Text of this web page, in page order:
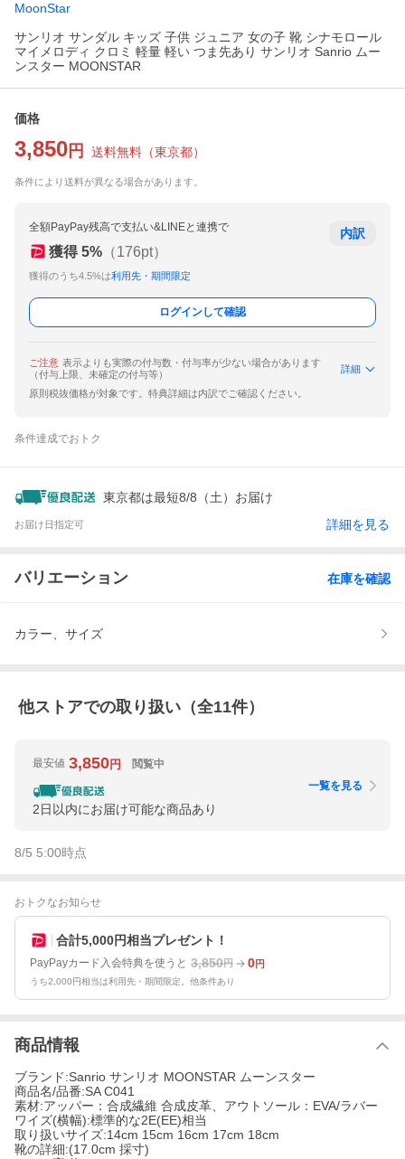
MoonStar
サンリオ サンダル キッズ 子供 ジュニア 女の子 靴 シナモロール
マイメロディ クロミ 軽量 軽い つま先あり サンリオ Sanrio ムー
ンスター MOONSTAR
価格
3,850 円 送料無料 （東京都）
条件により送料が異なる場合があります。
全額PayPay残高で支払い&LINEと連携で
獲得 5% （176pt）
獲得のうち4.5%は利用先・期間限定
内訳
ログインして確認
ご注意 表示よりも実際の付与数・付与率が少ない場合があります
（付与上限、未確定の付与等）
詳細
原則税抜価格が対象です。特典詳細は内訳でご確認ください。
条件達成でおトク
東京都は最短8/8（土）お届け
お届け日指定可 詳細を見る
バリエーション 在庫を確認
カラー、サイズ
他ストアでの取り扱い（全11件）
最安値 3,850円 閲覧中
2日以内にお届け可能な商品あり
一覧を見る
8/5 5:00時点
おトクなお知らせ
合計5,000円相当プレゼント！
PayPayカード入会特典を使うと 3,850円 0円
うち2,000円相当は利用先・期間限定。他条件あり
商品情報
ブランド:Sanrio サンリオ MOONSTAR ムーンスター
商品名/品番:SA C041
素材:アッパー：合成繊維 合成皮革、アウトソール：EVA/ラバー
ワイズ(横幅):標準的な2E(EE)相当
取り扱いサイズ:14cm 15cm 16cm 17cm 18cm
靴の詳細:(17.0cm 採寸)